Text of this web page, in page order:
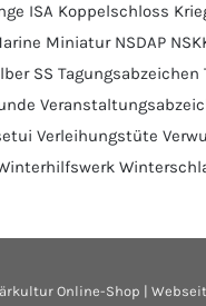
ISA Koppelschloss
Miniatur NSDAP
SS Tagungsabzeichen
Verleihungstüte
Online-Shop |